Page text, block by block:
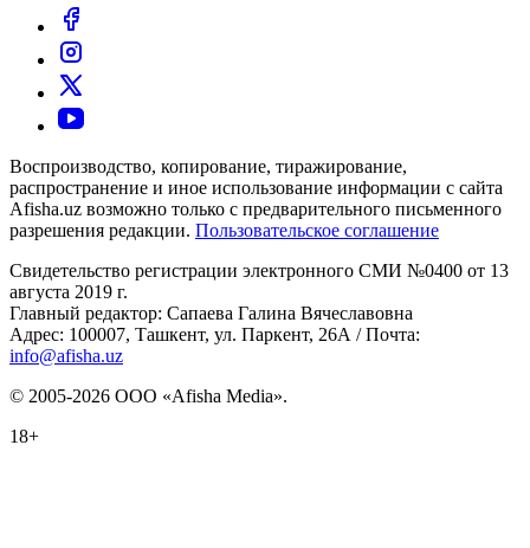
Воспроизводство, копирование, тиражирование,
распространение и иное использование информации с сайта
Afisha.uz возможно только с предварительного письменного
разрешения редакции. Пользовательское соглашение
Свидетельство регистрации электронного СМИ №0400 от 13
августа 2019 г.
Главный редактор: Сапаева Галина Вячеславовна
Адрес: 100007, Ташкент, ул. Паркент, 26А / Почта:
info@afisha.uz
© 2005-2026 ООО «Afisha Media».
18+